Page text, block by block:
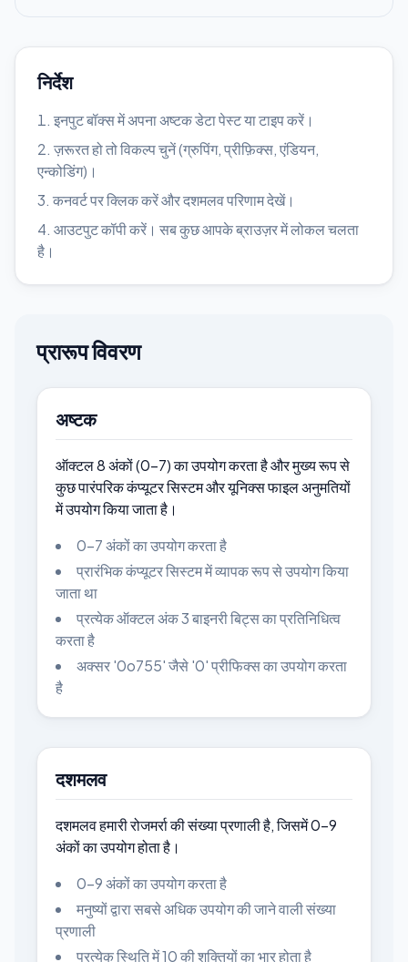
निर्देश
इनपुट बॉक्स में अपना अष्टक डेटा पेस्ट या टाइप करें।
ज़रूरत हो तो विकल्प चुनें (ग्रुपिंग, प्रीफ़िक्स, एंडियन,
एन्कोडिंग)।
कनवर्ट पर क्लिक करें और दशमलव परिणाम देखें।
आउटपुट कॉपी करें। सब कुछ आपके ब्राउज़र में लोकल चलता
है।
प्रारूप विवरण
अष्टक
ऑक्टल 8 अंकों (0-7) का उपयोग करता है और मुख्य रूप से
कुछ पारंपरिक कंप्यूटर सिस्टम और यूनिक्स फाइल अनुमतियों
में उपयोग किया जाता है।
0-7 अंकों का उपयोग करता है
प्रारंभिक कंप्यूटर सिस्टम में व्यापक रूप से उपयोग किया
जाता था
प्रत्येक ऑक्टल अंक 3 बाइनरी बिट्स का प्रतिनिधित्व
करता है
अक्सर '0o755' जैसे '0' प्रीफिक्स का उपयोग करता
है
दशमलव
दशमलव हमारी रोजमर्रा की संख्या प्रणाली है, जिसमें 0-9
अंकों का उपयोग होता है।
0-9 अंकों का उपयोग करता है
मनुष्यों द्वारा सबसे अधिक उपयोग की जाने वाली संख्या
प्रणाली
प्रत्येक स्थिति में 10 की शक्तियों का भार होता है